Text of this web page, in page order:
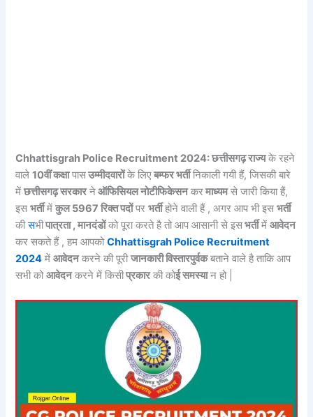
Chhattisgrah Police Recruitment 2024: छत्तीसगढ़ राज्यके रहने
वाले10वीं कक्षापासउम्मीदवारोंके लिएबम्फर भर्तीनिकाली गयी हैं, जिसकी बारे
मेंछत्तीसगढ़ सरकारनेऑफिसियल नोटीफिकेसनकरमाध्यमसे जारी किया हैं,
इसभर्तीमेंकुल 5967 रिक्त पदोंपरभर्तीहोने वाली हैं , अगर आप भी इसभर्ती
कीसभीपात्रता , मानदंडोंको पूरा करते है तो आप आसानी से इसभर्तीमेंआवेदन
कर सकते हैं , हम आपको Chhattisgrah Police Recruitment
2024 मेंआवेदनकरने की पूरीजानकारी विस्तारपुर्वकबताने वाले है ताकि आप
सभी कोआवेदनकरने में किसीप्रकारकी कोई समस्यान हो |